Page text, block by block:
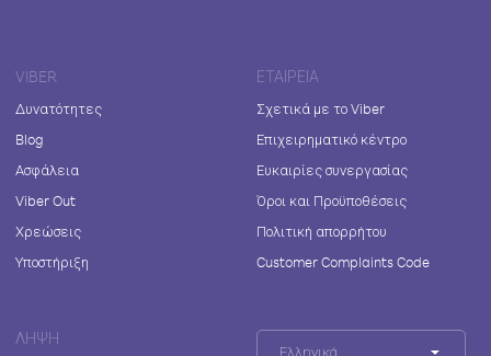
VIBER
Δυνατότητες
Blog
Ασφάλεια
Viber Out
Χρεώσεις
Υποστήριξη
ΕΤΑΙΡΕΊΑ
Σχετικά με το Viber
Επιχειρηματικό κέντρο
Ευκαιρίες συνεργασίας
Όροι και Προϋποθέσεις
Πολιτική απορρήτου
Customer Complaints Code
ΛΉΨΗ
Ελληνικά